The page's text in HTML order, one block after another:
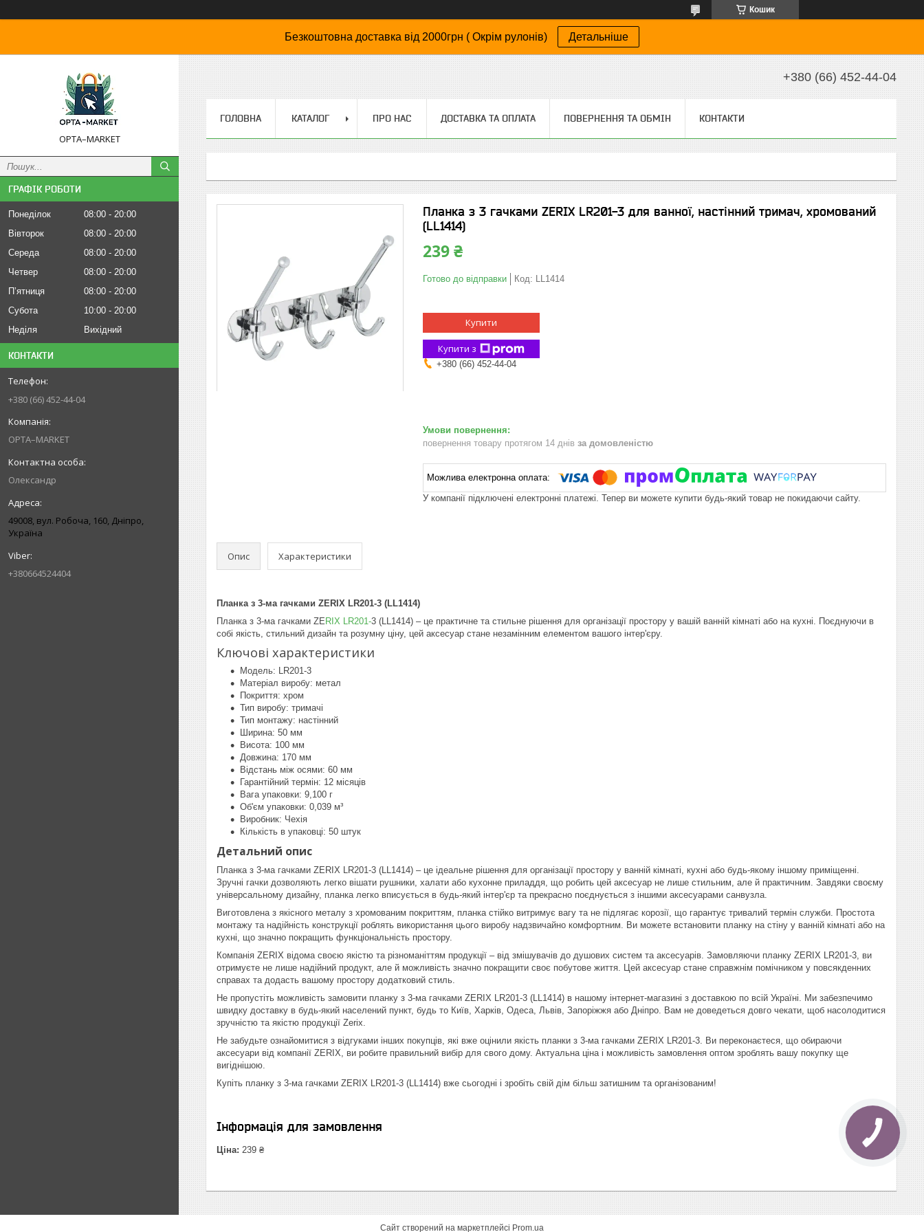
Кошик
Безкоштовна доставка від 2000грн ( Окрім рулонів) Детальніше
OPTA–MARKET
ГРАФІК РОБОТИ
Понеділок 08:00
20:00
Вівторок
08:00
20:00
Середа
08:00
20:00
Четвер
08:00
20:00
Пʼятниця
08:00
20:00
Субота
10:00
20:00
Неділя
Вихідний
КОНТАКТИ
+380 (66) 452-44-04
OPTA–MARKET
Олександр
49008, вул. Робоча, 160, Дніпро,
Україна
+380664524404
+380 (66) 452-44-04
ГОЛОВНА КАТАЛОГ ПРО НАС ДОСТАВКА ТА ОПЛАТА ПОВЕРНЕННЯ ТА ОБМІН КОНТАКТИ
Планка з 3 гачками ZERIX LR201-3 для ванної, настінний тримач, хромований
(LL1414)
239 ₴
Готово до відправки Код: LL1414
Купити
Купити з
+380 (66) 452-44-04
повернення товару протягом 14 днів за домовленістю
У компанії підключені електронні платежі. Тепер ви можете купити будь-який товар не покидаючи сайту.
Опис Характеристики
Планка з 3-ма гачками ZERIX LR201-3 (LL1414)
Планка з 3-ма гачками ZE RIX LR201-3 (LL1414) – це практичне та стильне рішення для організації простору у вашій ванній кімнаті або на кухні. Поєднуючи в
собі якість, стильний дизайн та розумну ціну, цей аксесуар стане незамінним елементом вашого інтер'єру.
Ключові характеристики
Модель: LR201-3
Матеріал виробу: метал
Покриття: хром
Тип виробу: тримачі
Тип монтажу: настінний
Ширина: 50 мм
Висота: 100 мм
Довжина: 170 мм
Відстань між осями: 60 мм
Гарантійний термін: 12 місяців
Вага упаковки: 9,100 г
Об'єм упаковки: 0,039 м³
Виробник: Чехія
Кількість в упаковці: 50 штук
Детальний опис
Планка з 3-ма гачками ZERIX LR201-3 (LL1414) – це ідеальне рішення для організації простору у ванній кімнаті, кухні або будь-якому іншому приміщенні.
Зручні гачки дозволяють легко вішати рушники, халати або кухонне приладдя, що робить цей аксесуар не лише стильним, але й практичним. Завдяки своєму
універсальному дизайну, планка легко вписується в будь-який інтер'єр та прекрасно поєднується з іншими аксесуарами санвузла.
Виготовлена з якісного металу з хромованим покриттям, планка стійко витримує вагу та не підлягає корозії, що гарантує тривалий термін служби. Простота
монтажу та надійність конструкції роблять використання цього виробу надзвичайно комфортним. Ви можете встановити планку на стіну у ванній кімнаті або на
кухні, що значно покращить функціональність простору.
Компанія ZERIX відома своєю якістю та різноманіттям продукції – від змішувачів до душових систем та аксесуарів. Замовляючи планку ZERIX LR201-3, ви
отримуєте не лише надійний продукт, але й можливість значно покращити своє побутове життя. Цей аксесуар стане справжнім помічником у повсякденних
справах та додасть вашому простору додатковий стиль.
Не пропустіть можливість замовити планку з 3-ма гачками ZERIX LR201-3 (LL1414) в нашому інтернет-магазині з доставкою по всій Україні. Ми забезпечимо
швидку доставку в будь-який населений пункт, будь то Київ, Харків, Одеса, Львів, Запоріжжя або Дніпро. Вам не доведеться довго чекати, щоб насолодитися
зручністю та якістю продукції Zerix.
Не забудьте ознайомитися з відгуками інших покупців, які вже оцінили якість планки з 3-ма гачками ZERIX LR201-3. Ви переконаєтеся, що обираючи
аксесуари від компанії ZERIX, ви робите правильний вибір для свого дому. Актуальна ціна і можливість замовлення оптом зроблять вашу покупку ще
вигіднішою.
Купіть планку з 3-ма гачками ZERIX LR201-3 (LL1414) вже сьогодні і зробіть свій дім більш затишним та організованим!
Інформація для замовлення
Ціна: 239 ₴
Сайт створений на маркетплейсі Prom.ua